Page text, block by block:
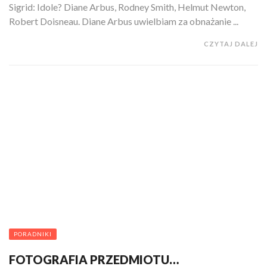
Sigrid: Idole? Diane Arbus, Rodney Smith, Helmut Newton,
Robert Doisneau. Diane Arbus uwielbiam za obnażanie ...
CZYTAJ DALEJ
PORADNIKI
FOTOGRAFIA PRZEDMIOTU…